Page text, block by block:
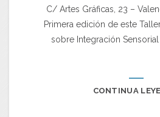
C/ Artes Gráficas, 23 –
Primera edición de este
sobre Integración
CONTINUA